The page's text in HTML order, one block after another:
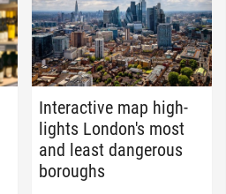
In­ter­ac­tive map high­
lights Lon­don's most
and least dan­ger­ous
bor­oughs